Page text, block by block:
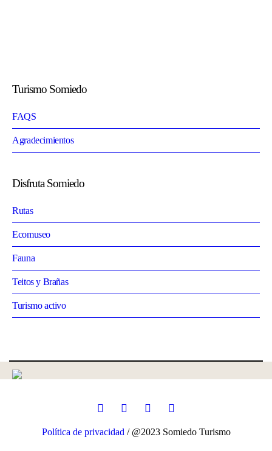
Turismo Somiedo
FAQS
Agradecimientos
Disfruta Somiedo
Rutas
Ecomuseo
Fauna
Teitos y Brañas
Turismo activo
Política de privacidad / @2023 Somiedo Turismo